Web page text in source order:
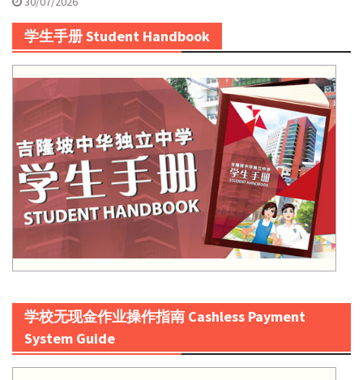
学生手册 Student Handbook
学校无现金作业操作指南 Cashless Payment
System Guide